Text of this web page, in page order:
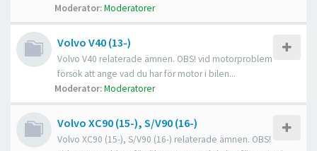
Moderator:Moderatorer
Volvo V40 (13-)
Volvo V40 relaterade ämnen. OBS! vid motorproblem
försök att ange vad du har för motor i bilen...
Moderator:Moderatorer
Volvo XC90 (15-), S/V90 (16-)
Volvo XC90 (15-), S/V90 (16-) relaterade ämnen. OBS!